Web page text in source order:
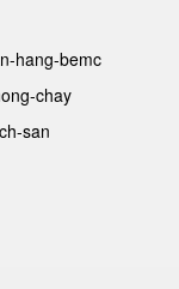
hang-bemc
chay
san